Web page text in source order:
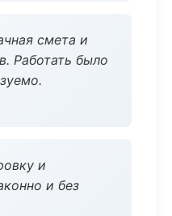
смета и
Работать было
и
и без